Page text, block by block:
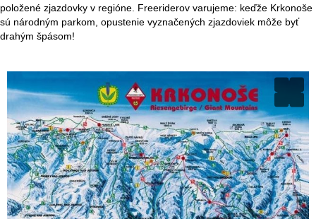
položené zjazdovky v regióne. Freeriderov varujeme: keďže Krkonoše
sú národným parkom, opustenie vyznačených zjazdoviek môže byť
drahým špásom!